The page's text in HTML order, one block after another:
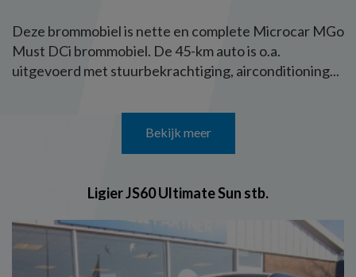
Deze brommobiel is nette en complete Microcar MGo
Must DCi brommobiel. De 45-km auto is o.a.
uitgevoerd met stuurbekrachtiging, airconditioning...
Bekijk meer
Ligier JS60 Ultimate Sun stb.